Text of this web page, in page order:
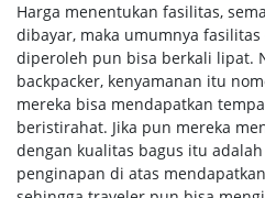
Harga menentukan fasilitas,
dibayar, maka umumnya
diperoleh pun bisa berkali lipat.
backpacker, kenyamanan itu
mereka bisa mendapatkan
beristirahat. Jika pun mereka
dengan kualitas bagus itu
penginapan di atas